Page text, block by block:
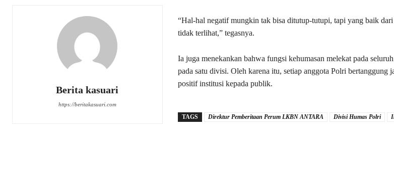
Berita kasuari
https://beritakasuari.com
“Hal-hal negatif mungkin tak bisa ditutup-tutupi, tapi yang baik
tidak terlihat,” tegasnya.
Ia juga menekankan bahwa fungsi kehumasan melekat pada
pada satu divisi. Oleh karena itu, setiap anggota Polri bertanggung
positif institusi kepada publik.
TAGS Direktur Pemberitaan Perum LKBN ANTARA Divisi Humas Polri